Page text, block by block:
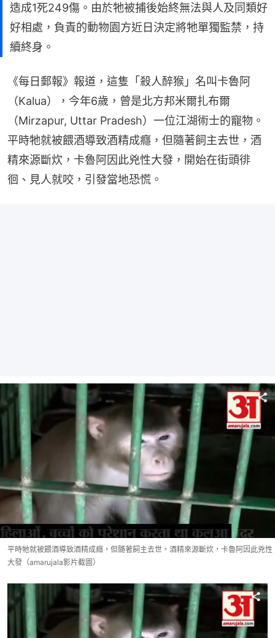
造成1死249傷。由於牠被捕後始終無法與人及同類好
好相處，負責的動物園方近日決定將牠單獨監禁，持
續終身。
《每日郵報》報道，這隻「殺人醉猴」名叫卡魯阿
（Kalua），今年6歲，曾是北方邦米爾扎布爾
（Mirzapur, Uttar Pradesh）一位江湖術士的寵物。
平時牠就被餵酒導致酒精成癮，但隨著飼主去世，酒
精來源斷炊，卡魯阿因此兇性大發，開始在街頭徘
徊、見人就咬，引發當地恐慌。
平時牠就被餵酒導致酒精成癮，但隨著飼主去世，酒精來源斷炊，卡魯阿因此兇性
大發（amarujala影片截圖）